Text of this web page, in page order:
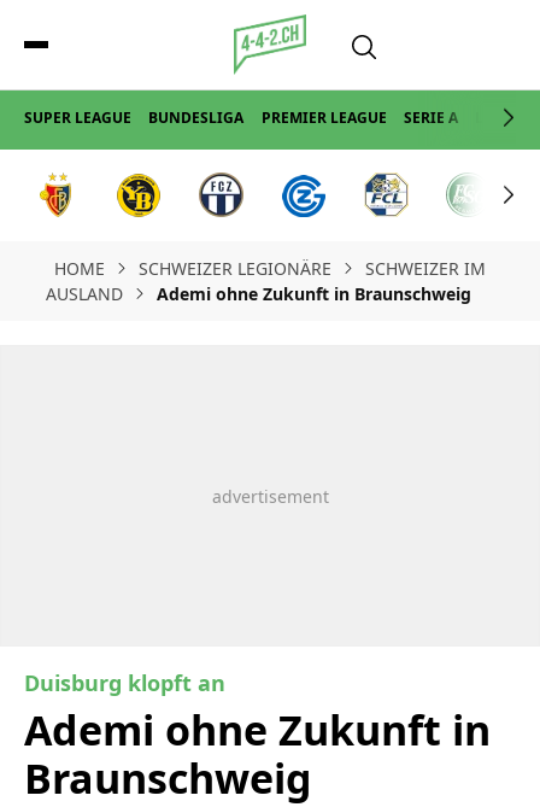
SUPER LEAGUE BUNDESLIGA PREMIER LEAGUE SERIE A LA LIGA
HOME SCHWEIZER LEGIONÄRE
SCHWEIZER IM
AUSLAND
Ademi ohne Zukunft in Braunschweig
Duisburg klopft an
Ademi ohne Zukunft in
Braunschweig